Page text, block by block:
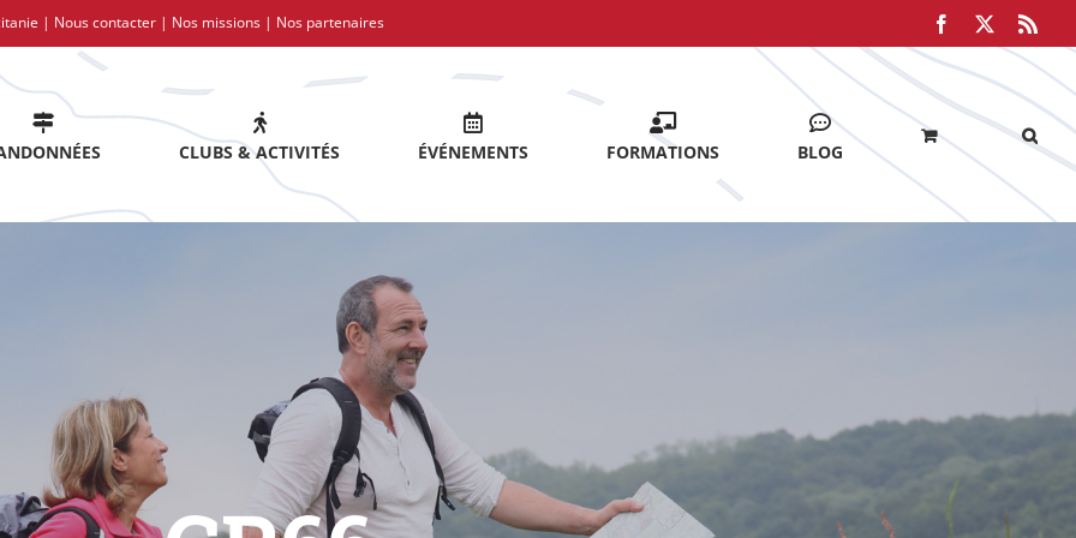
| Nous contacter | Nos missions | Nos partenaires Facebook
CLUBS & ACTIVITÉS ÉVÉNEMENTS FORMATIONS BLOG